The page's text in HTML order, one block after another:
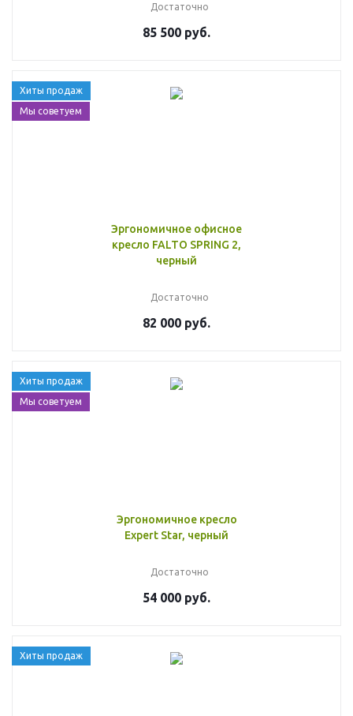
Достаточно
85 500 руб.
Хиты продаж
Мы советуем
Эргономичное офисное
кресло FALTO SPRING 2,
черный
Достаточно
82 000 руб.
Хиты продаж
Мы советуем
Эргономичное кресло
Expert Star, черный
Достаточно
54 000 руб.
Хиты продаж